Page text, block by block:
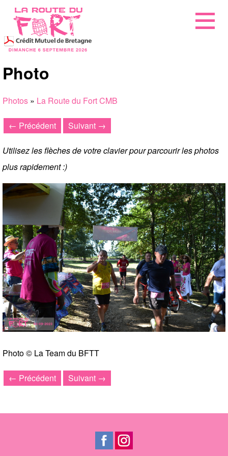
Photo
Photos » La Route du Fort CMB
← Précédent Suivant →
Utilisez les flèches de votre clavier pour parcourir les photos
plus rapidement :)
Photo © La Team du BFTT
← Précédent Suivant →